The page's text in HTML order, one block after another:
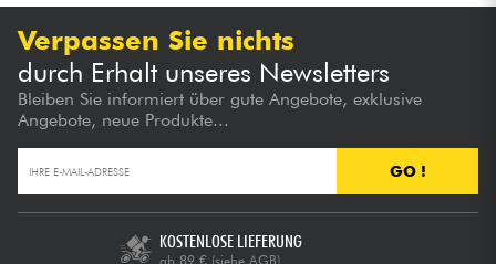
Verpassen Sie nichts
durch Erhalt unseres Newsletters
Bleiben Sie informiert über gute Angebote, exklusive
Angebote, neue Produkte...
GO !
KOSTENLOSE LIEFERUNG
ab 89 € (siehe AGB)